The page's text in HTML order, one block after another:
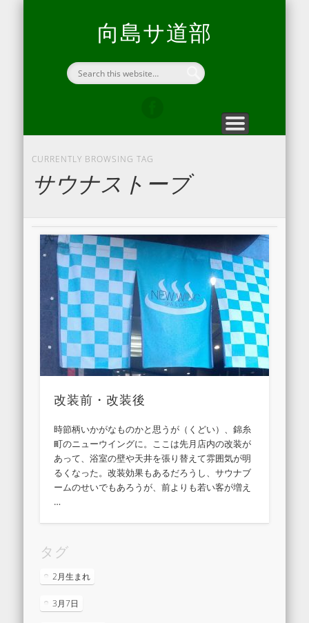
向島サ道部
CURRENTLY BROWSING TAG
サウナストーブ
改装前・改装後
時節柄いかがなものかと思うが（くどい）、錦糸
町のニューウイングに。ここは先月店内の改装が
あって、浴室の壁や天井を張り替えて雰囲気が明
るくなった。改装効果もあるだろうし、サウナブ
ームのせいでもあろうが、前よりも若い客が増え
…
タグ
2月生まれ
3月7日